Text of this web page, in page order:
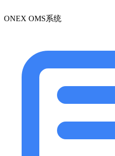
ONEX OMS系统